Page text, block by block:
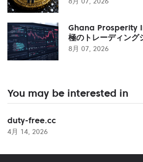
Ghana Prosperity
極のトレーディング
8月 07, 2026
You may be interested in
duty-free.cc
4月 14, 2026